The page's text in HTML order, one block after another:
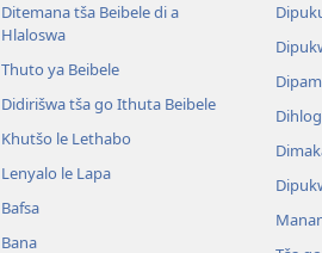
Ditemana tša Beibele di a
Hlaloswa
Thuto ya Beibele
Didirišwa tša go Ithuta Beibele
Khutšo le Lethabo
Lenyalo le Lapa
Bafsa
Bana